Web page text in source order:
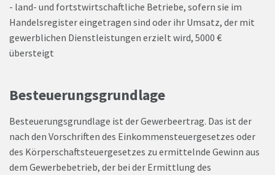
- land- und fortstwirtschaftliche Betriebe, sofern sie im
Handelsregister eingetragen sind oder ihr Umsatz, der mit
gewerblichen Dienstleistungen erzielt wird, 5000 €
übersteigt
Besteuerungsgrundlage
Besteuerungsgrundlage ist der Gewerbeertrag. Das ist der
nach den Vorschriften des Einkommensteuergesetzes oder
des Körperschaftsteuergesetzes zu ermittelnde Gewinn aus
dem Gewerbebetrieb, der bei der Ermittlung des